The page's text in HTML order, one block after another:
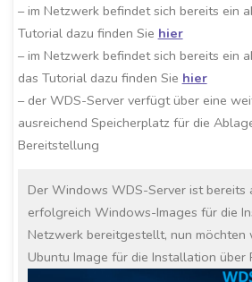
– im Netzwerk befindet sich bereits ein
Tutorial dazu finden Sie hier
– im Netzwerk befindet sich bereits ein
das Tutorial dazu finden Sie hier
– der WDS-Server verfügt über eine
ausreichend Speicherplatz für die
Bereitstellung
Der Windows WDS-Server ist bereits
erfolgreich Windows-Images für die
Netzwerk bereitgestellt, nun möchten
Ubuntu Image für die Installation über